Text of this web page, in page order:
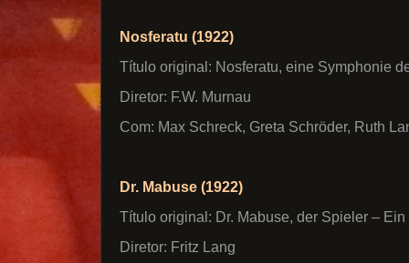
Nosferatu (1922)
Título original: Nosferatu, eine Symphonie
Diretor: F.W. Murnau
Com: Max Schreck, Greta Schröder, Ruth
Dr. Mabuse (1922)
Título original: Dr. Mabuse, der Spieler –
Diretor: Fritz Lang